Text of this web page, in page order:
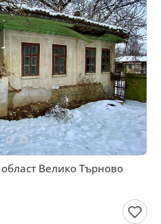
Велико Търново